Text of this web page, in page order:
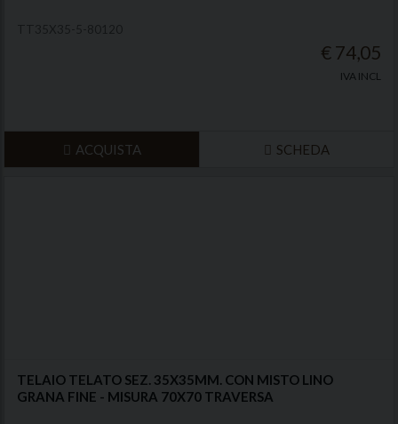
€ 74,05
IVA INCL
ACQUISTA SCHEDA
TELAIO TELATO SEZ. 35X35MM. CON MISTO LINO
GRANA FINE - MISURA 70X70 TRAVERSA